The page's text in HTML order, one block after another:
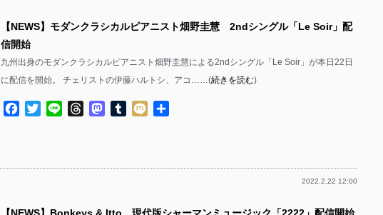
【NEWS】モダンクラシカルピアニスト畑野圭慧 2ndシングル「Le Soir」配
信開始
九州出身のモダンクラシカルピアニスト畑野圭慧による2ndシングル「Le Soir」が本日22日
に配信を開始。 チェリストの伊藤ハルトシ、アコ……(続きを読む)
Facebook
TwitterLine ThreadsMastodon
TumblrMixi
2022.2.22 12:00